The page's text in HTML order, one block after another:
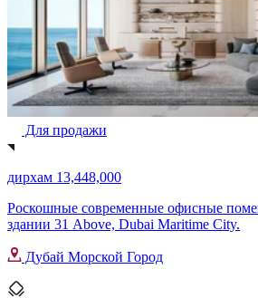
Для продажи
дирхам 13,448,000
Роскошные современные офисные
здании 31 Above, Dubai Maritime City.
Дубай Морской Город